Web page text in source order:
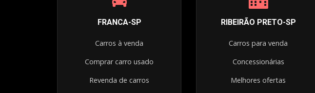
FRANCA-SP
Carros à venda
Comprar carro usado
Revenda de carros
RIBEIRÃO PRETO-SP
Carros para venda
Concessionárias
Melhores ofertas